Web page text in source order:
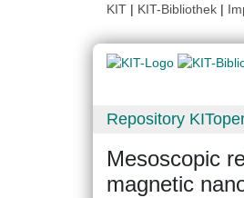
KIT | KIT-Bibliothek |
Repository
Mesoscopic
magnetic